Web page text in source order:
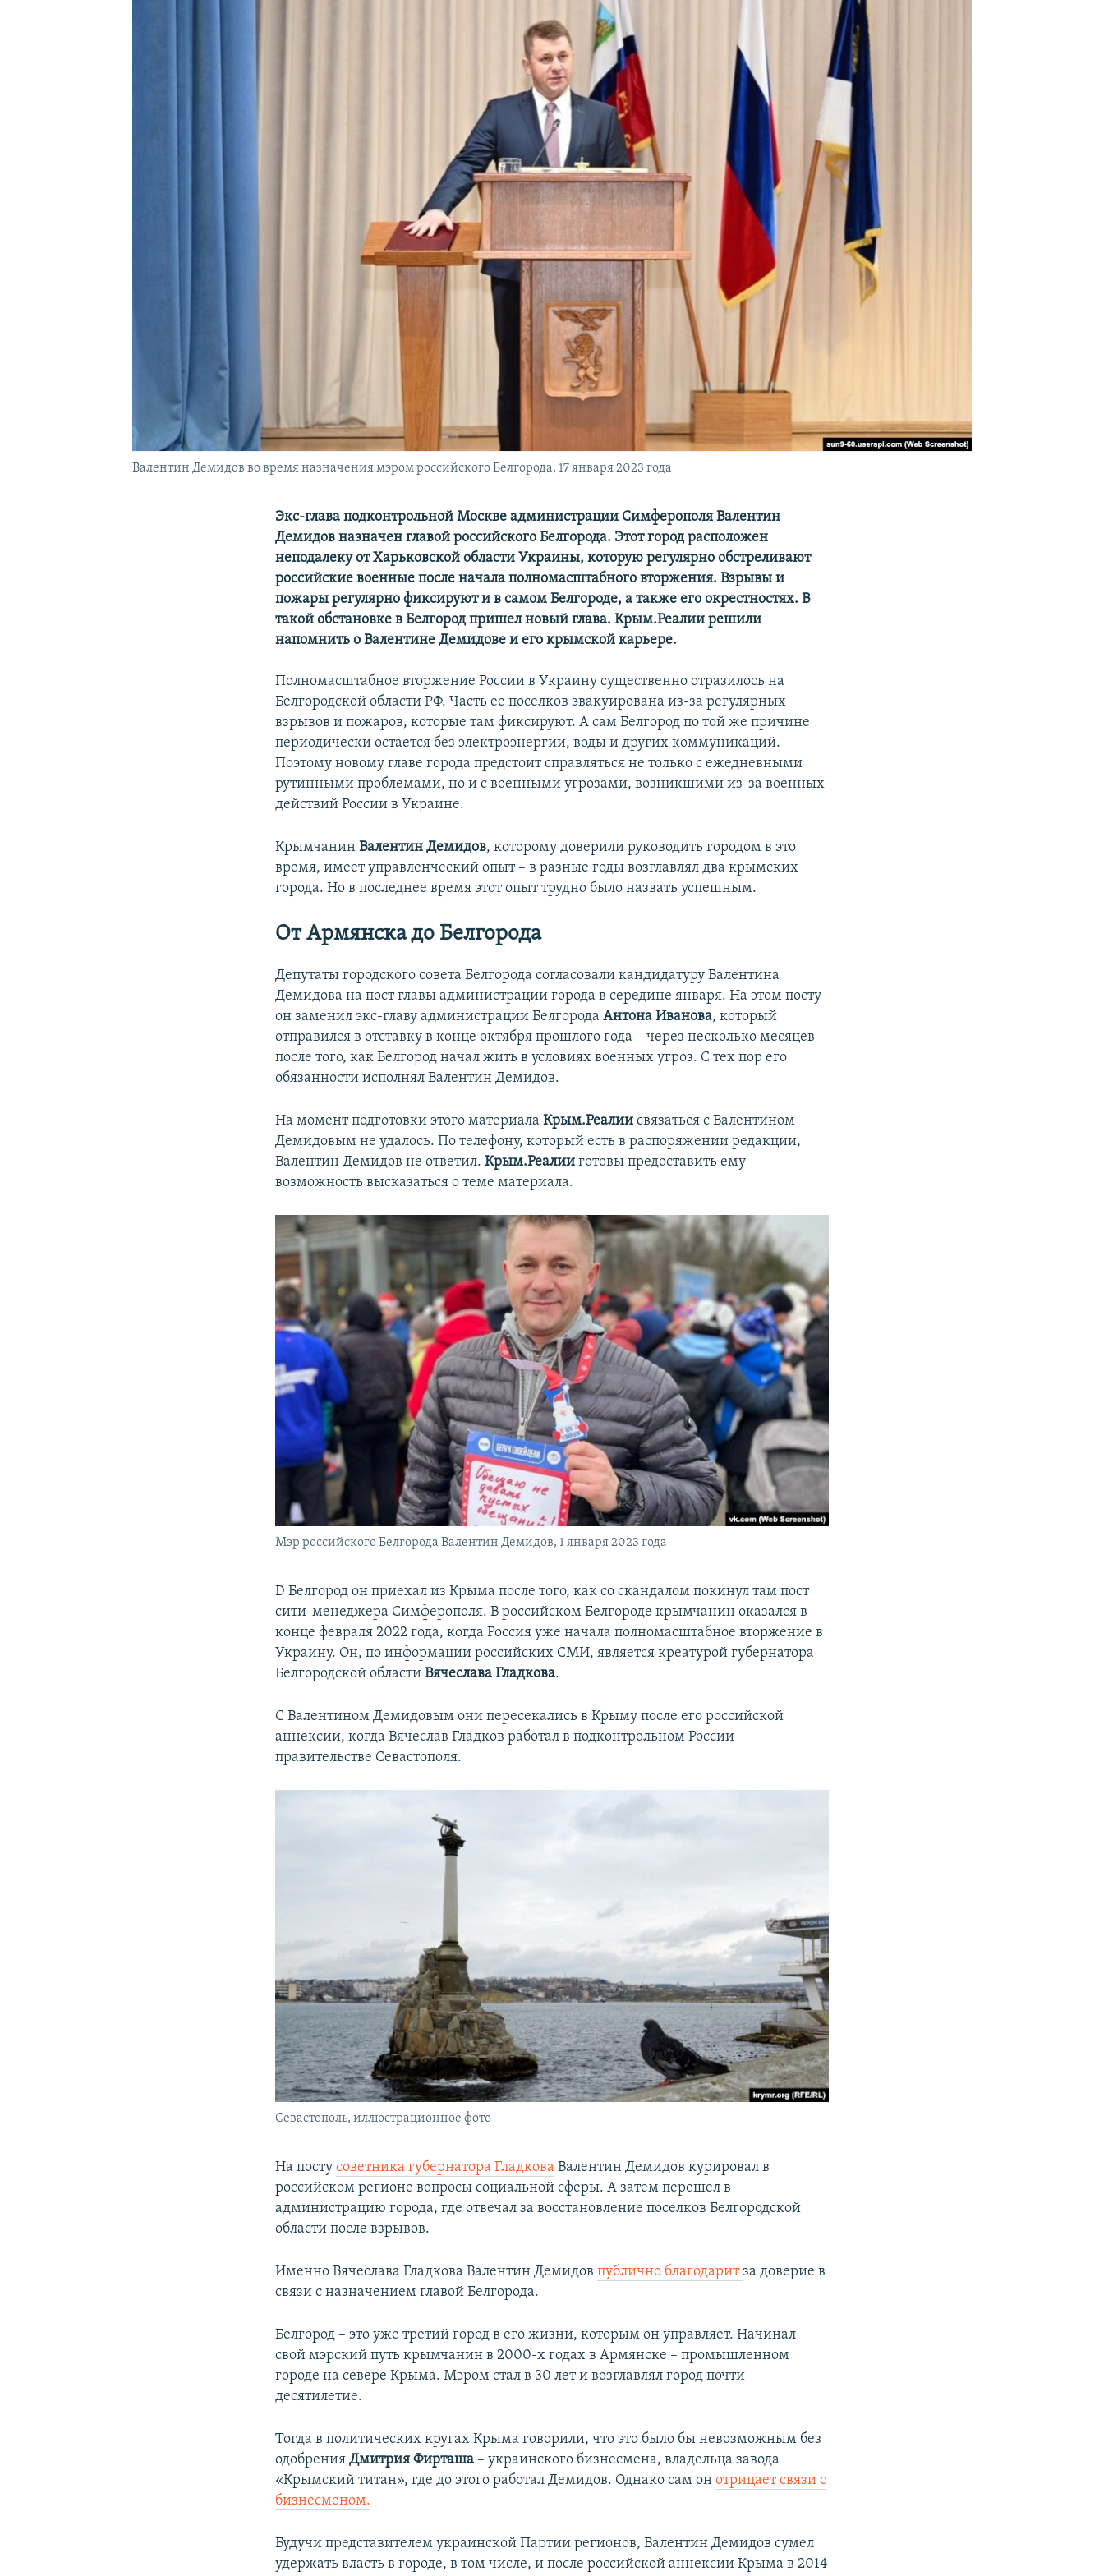
Валентин Демидов во время назначения мэром российского Белгорода, 17 января 2023 года
Экс-глава подконтрольной Москве администрации Симферополя Валентин
Демидов назначен главой российского Белгорода. Этот город расположен
неподалеку от Харьковской области Украины, которую регулярно обстреливают
российские военные после начала полномасштабного вторжения. Взрывы и
пожары регулярно фиксируют и в самом Белгороде, а также его окрестностях. В
такой обстановке в Белгород пришел новый глава. Крым.Реалии решили
напомнить о Валентине Демидове и его крымской карьере.
Полномасштабное вторжение России в Украину существенно отразилось на
Белгородской области РФ. Часть ее поселков эвакуирована из-за регулярных
взрывов и пожаров, которые там фиксируют. А сам Белгород по той же причине
периодически остается без электроэнергии, воды и других коммуникаций.
Поэтому новому главе города предстоит справляться не только с ежедневными
рутинными проблемами, но и с военными угрозами, возникшими из-за военных
действий России в Украине.
КрымчанинВалентин Демидов, которому доверили руководить городом в это
время, имеет управленческий опыт – в разные годы возглавлял два крымских
города. Но в последнее время этот опыт трудно было назвать успешным.
От Армянска до Белгорода
Депутаты городского совета Белгорода согласовали кандидатуру Валентина
Демидова на пост главы администрации города в середине января. На этом посту
он заменил экс-главу администрации БелгородаАнтона Иванова, который
отправился в отставку в конце октября прошлого года – через несколько месяцев
после того, как Белгород начал жить в условиях военных угроз. С тех пор его
обязанности исполнял Валентин Демидов.
На момент подготовки этого материалаКрым.Реалии связаться с Валентином
Демидовым не удалось. По телефону, который есть в распоряжении редакции,
Валентин Демидов не ответил.Крым.Реалии готовы предоставить ему
возможность высказаться о теме материала.
Мэр российского Белгорода Валентин Демидов, 1 января 2023 года
D Белгород он приехал из Крыма после того, как со скандалом покинул там пост
сити-менеджера Симферополя. В российском Белгороде крымчанин оказался в
конце февраля 2022 года, когда Россия уже начала полномасштабное вторжение в
Украину. Он, по информации российских СМИ, является креатурой губернатора
Белгородской областиВячеслава Гладкова.
С Валентином Демидовым они пересекались в Крыму после его российской
аннексии, когда Вячеслав Гладков работал в подконтрольном России
правительстве Севастополя.
Севастополь, иллюстрационное фото
На постусоветника губернатора Гладкова Валентин Демидов курировал в
российском регионе вопросы социальной сферы. А затем перешел в
администрацию города, где отвечал за восстановление поселков Белгородской
области после взрывов.
Именно Вячеслава Гладкова Валентин Демидовпублично благодаритза доверие в
связи с назначением главой Белгорода.
Белгород – это уже третий город в его жизни, которым он управляет. Начинал
свой мэрский путь крымчанин в 2000-х годах в Армянске – промышленном
городе на севере Крыма. Мэром стал в 30 лет и возглавлял город почти
десятилетие.
Тогда в политических кругах Крыма говорили, что это было бы невозможным без
одобренияДмитрия Фирташа – украинского бизнесмена, владельца завода
«Крымский титан», где до этого работал Демидов. Однако сам онотрицает связи с
бизнесменом.
Будучи представителем украинской Партии регионов, Валентин Демидов сумел
удержать власть в городе, в том числе, и после российской аннексии Крыма в 2014